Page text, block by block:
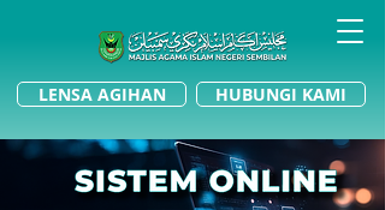
LENSA AGIHAN HUBUNGI KAMI